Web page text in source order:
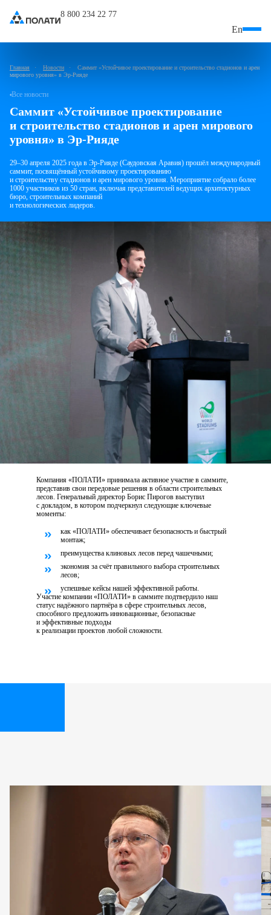
8 800 234 22 77
En
Главная Новости
Саммит «Устойчивое проектирование и строительство стадионов и арен
мирового уровня» в Эр-Рияде
Все новости
Саммит «Устойчивое проектирование
и строительство стадионов и арен мирового
уровня» в Эр-Рияде
29–30 апреля 2025 года в Эр-Рияде (Саудовская Аравия) прошёл международный
саммит, посвящённый устойчивому проектированию
и строительству стадионов и арен мирового уровня. Мероприятие собрало более
1000 участников из 50 стран, включая представителей ведущих архитектурных
бюро, строительных компаний
и технологических лидеров.
Компания «ПОЛАТИ» принимала активное участие в саммите,
представив свои передовые решения в области строительных
лесов. Генеральный директор Борис Пирогов выступил
с докладом, в котором подчеркнул следующие ключевые
моменты:
как «ПОЛАТИ» обеспечивает безопасность и быстрый
монтаж;
преимущества клиновых лесов перед чашечными;
экономия за счёт правильного выбора строительных
лесов;
успешные кейсы нашей эффективной работы.
Участие компании «ПОЛАТИ» в саммите подтвердило наш
статус надёжного партнёра в сфере строительных лесов,
способного предложить инновационные, безопасные
и эффективные подходы
к реализации проектов любой сложности.